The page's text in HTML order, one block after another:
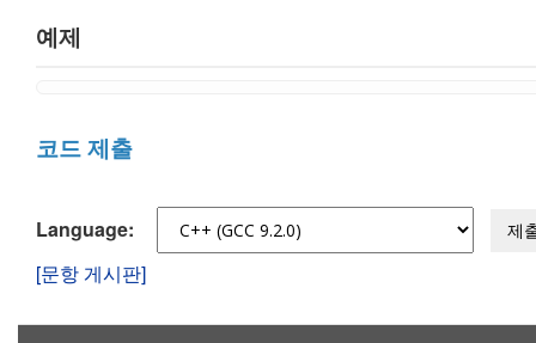
예제
코드 제출
Language: 제
[문항 게시판]